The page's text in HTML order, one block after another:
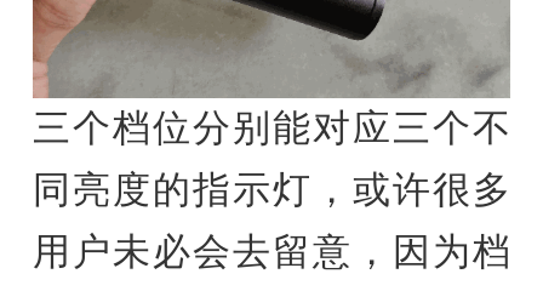
三个档位分别能对应三个不
同亮度的指示灯，或许很多
用户未必会去留意，因为档